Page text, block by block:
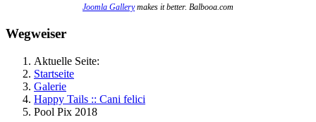
Joomla Gallerymakes it better. Balbooa.com
Wegweiser
Aktuelle Seite:
Startseite
Galerie
Happy Tails :: Cani felici
Pool Pix 2018